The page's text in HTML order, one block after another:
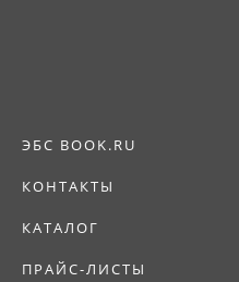
ЭБС BOOK.RU
КОНТАКТЫ
КАТАЛОГ
ПРАЙС-ЛИСТЫ